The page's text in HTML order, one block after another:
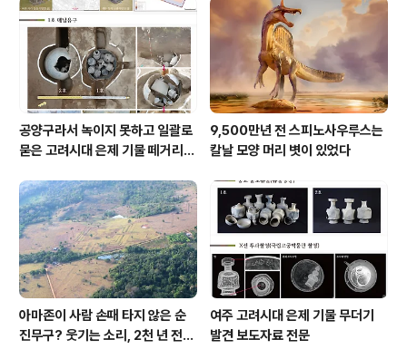
공양구라서 녹이지 못하고 일괄로
묻은 고려시대 은제 기물 떼거리로
9,500만년 전 스피노사우루스는
칼날 모양 머리 볏이 있었다
아마존이 사람 손때 타지 않은 순
진무구? 웃기는 소리, 2천 년 전에
여주 고려시대 은제 기물 무더기
발견 보도자료 전문